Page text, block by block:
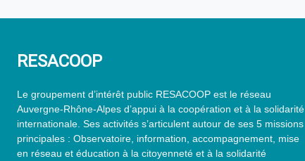
RESACOOP
Le groupement d’intérêt public RESACOOP est le réseau
Auvergne-Rhône-Alpes d’appui à la coopération et à la solidarité
internationale. Ses activités s’articulent autour de ses 5 missions
principales : Observatoire, information, accompagnement, mise
en réseau et éducation à la citoyenneté et à la solidarité